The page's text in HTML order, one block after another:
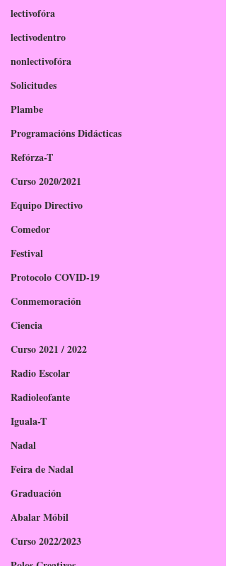
lectivofóra
lectivodentro
nonlectivofóra
Solicitudes
Plambe
Programacións Didácticas
Refórza-T
Curso 2020/2021
Equipo Directivo
Comedor
Festival
Protocolo COVID-19
Conmemoración
Ciencia
Curso 2021 / 2022
Radio Escolar
Radioleofante
Iguala-T
Nadal
Feira de Nadal
Graduación
Abalar Móbil
Curso 2022/2023